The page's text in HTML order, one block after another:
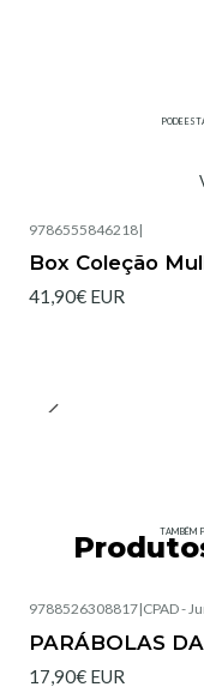
PODE
9786555846218|
Box Coleção
41,90€ EUR
TAMBÉM
9788526308817|CPAD -
PARÁBOLAS
17,90€ EUR